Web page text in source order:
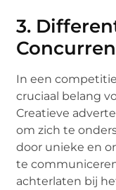
3.
In een
cruciaal belang
Creatieve
om zich te
door unieke en
te
achterlaten bij